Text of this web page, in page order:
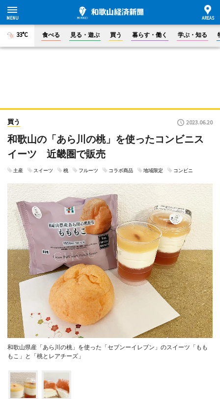
33°C 食べる 見る・遊ぶ 買う 暮らす・働く 学ぶ・知る
買う 2023.06.20
和歌山の「あら川の桃」を使ったコンビニス
イーツ 近畿圏で販売
土産 スイーツ 桃 フルーツ コラボ商品 地域限定 コンビニ
和歌山県産「あら川の桃」を使った「セブンーイレブン」のスイーツ「もも
もこ」と「桃とレアチーズ」